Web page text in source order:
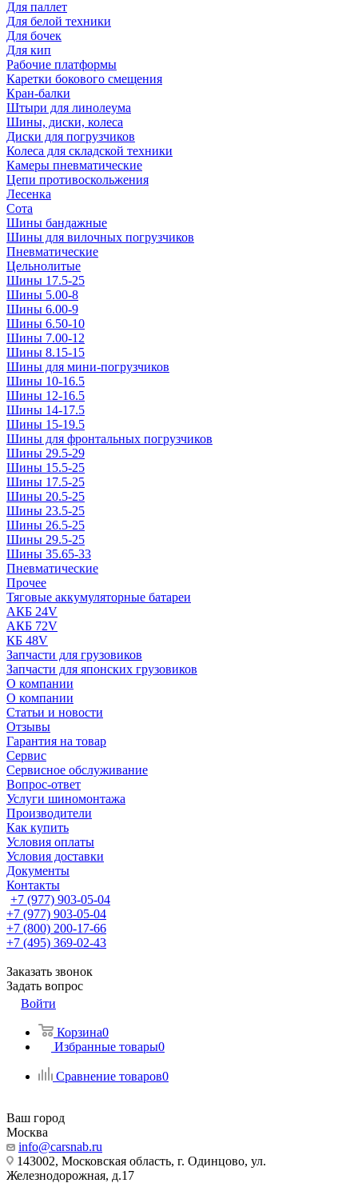
Для паллет
Для белой техники
Для бочек
Для кип
Рабочие платформы
Каретки бокового смещения
Кран-балки
Штыри для линолеума
Шины, диски, колеса
Диски для погрузчиков
Колеса для складской техники
Камеры пневматические
Цепи противоскольжения
Лесенка
Сота
Шины бандажные
Шины для вилочных погрузчиков
Пневматические
Цельнолитые
Шины 17.5-25
Шины 5.00-8
Шины 6.00-9
Шины 6.50-10
Шины 7.00-12
Шины 8.15-15
Шины для мини-погрузчиков
Шины 10-16.5
Шины 12-16.5
Шины 14-17.5
Шины 15-19.5
Шины для фронтальных погрузчиков
Шины 29.5-29
Шины 15.5-25
Шины 17.5-25
Шины 20.5-25
Шины 23.5-25
Шины 26.5-25
Шины 29.5-25
Шины 35.65-33
Пневматические
Прочее
Тяговые аккумуляторные батареи
АКБ 24V
АКБ 72V
КБ 48V
Запчасти для грузовиков
Запчасти для японских грузовиков
О компании
О компании
Статьи и новости
Отзывы
Гарантия на товар
Сервис
Сервисное обслуживание
Вопрос-ответ
Услуги шиномонтажа
Производители
Как купить
Условия оплаты
Условия доставки
Документы
Контакты
+7 (977) 903-05-04
+7 (977) 903-05-04
+7 (800) 200-17-66
+7 (495) 369-02-43
Заказать звонок
Задать вопрос
Войти
Корзина0
Избранные товары0
Сравнение товаров0
Ваш город
Москва
info@carsnab.ru
143002, Московская область, г. Одинцово, ул.
Железнодорожная, д.17